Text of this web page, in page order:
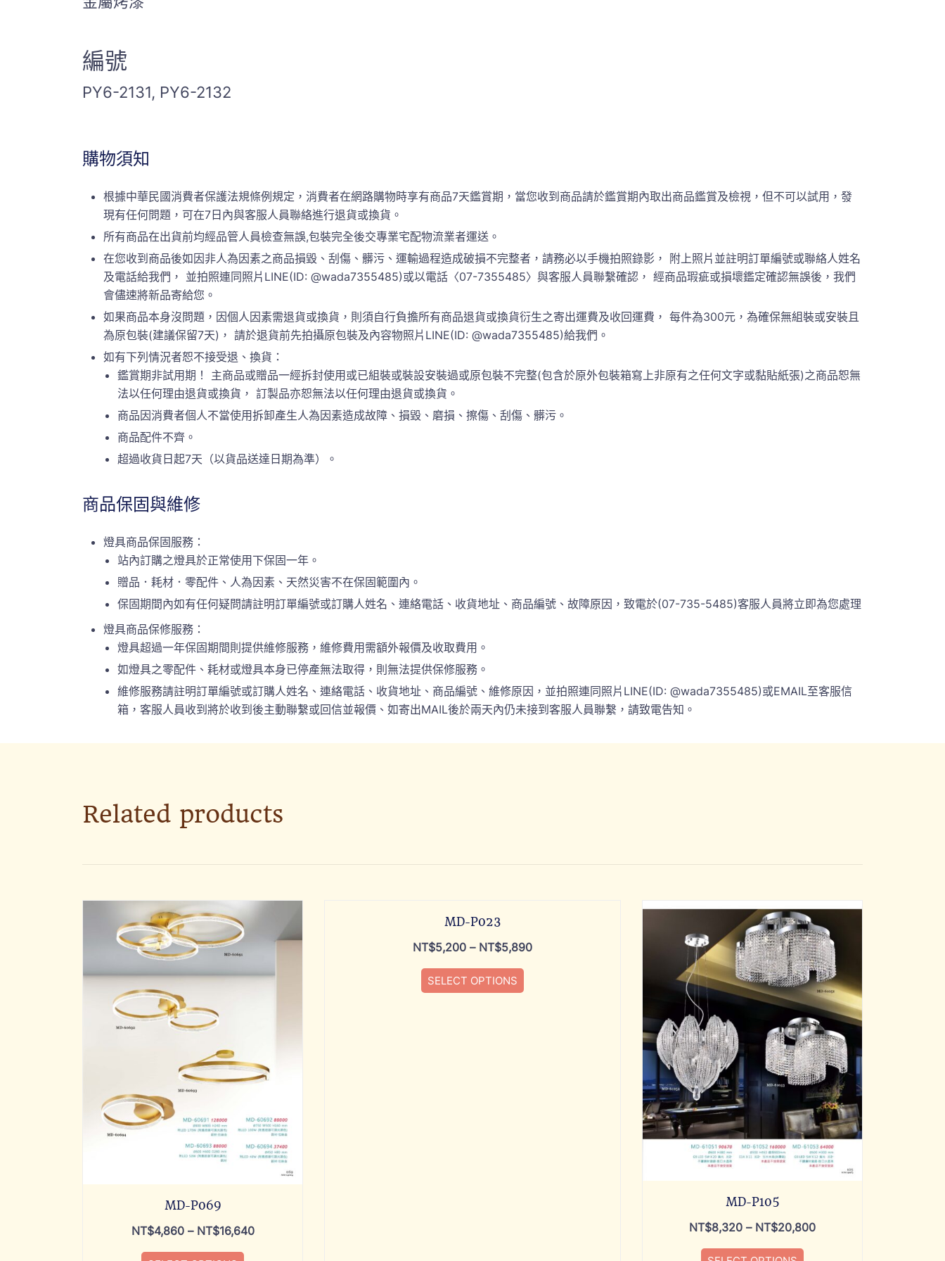
編號
PY6-2131, PY6-2132
購物須知
根據中華民國消費者保護法規條例規定，消費者在網路購物時享有商品7天鑑賞期，當您收到商品請於鑑賞期內取出商品鑑賞及檢視，但不可以試用，發
現有任何問題，可在7日內與客服人員聯絡進行退貨或換貨。
所有商品在出貨前均經品管人員檢查無誤,包裝完全後交專業宅配物流業者運送。
在您收到商品後如因非人為因素之商品損毀、刮傷、髒污、運輸過程造成破損不完整者，請務必以手機拍照錄影， 附上照片並註明訂單編號或聯絡人姓名
及電話給我們， 並拍照連同照片LINE(ID: @wada7355485)或以電話〈07-7355485〉與客服人員聯繫確認， 經商品瑕疵或損壞鑑定確認無誤後，我們
會儘速將新品寄給您。
如果商品本身沒問題，因個人因素需退貨或換貨，則須自行負擔所有商品退貨或換貨衍生之寄出運費及收回運費， 每件為300元，為確保無組裝或安裝且
為原包裝(建議保留7天)， 請於退貨前先拍攝原包裝及內容物照片LINE(ID: @wada7355485)給我們。
如有下列情況者恕不接受退、換貨：
鑑賞期非試用期！ 主商品或贈品一經拆封使用或已組裝或裝設安裝過或原包裝不完整(包含於原外包裝箱寫上非原有之任何文字或黏貼紙張)之商品恕無
法以任何理由退貨或換貨， 訂製品亦恕無法以任何理由退貨或換貨。
商品因消費者個人不當使用拆卸產生人為因素造成故障、損毀、磨損、擦傷、刮傷、髒污。
商品配件不齊。
超過收貨日起7天（以貨品送達日期為準）。
商品保固與維修
燈具商品保固服務：
站內訂購之燈具於正常使用下保固一年。
贈品．耗材．零配件、人為因素、天然災害不在保固範圍內。
保固期間內如有任何疑問請註明訂單編號或訂購人姓名、連絡電話、收貨地址、商品編號、故障原因，致電於(07-735-5485)客服人員將立即為您處理
燈具商品保修服務：
燈具超過一年保固期間則提供維修服務，維修費用需額外報價及收取費用。
如燈具之零配件、耗材或燈具本身已停產無法取得，則無法提供保修服務。
維修服務請註明訂單編號或訂購人姓名、連絡電話、收貨地址、商品編號、維修原因，並拍照連同照片LINE(ID: @wada7355485)或EMAIL至客服信
箱，客服人員收到將於收到後主動聯繫或回信並報價、如寄出MAIL後於兩天內仍未接到客服人員聯繫，請致電告知。
Related products
MD-P069
NT$4,860– NT$16,640
MD-P023
NT$5,200 – NT$5,890
SELECT OPTIONS
MD-P105
NT$8,320 – NT$20,800